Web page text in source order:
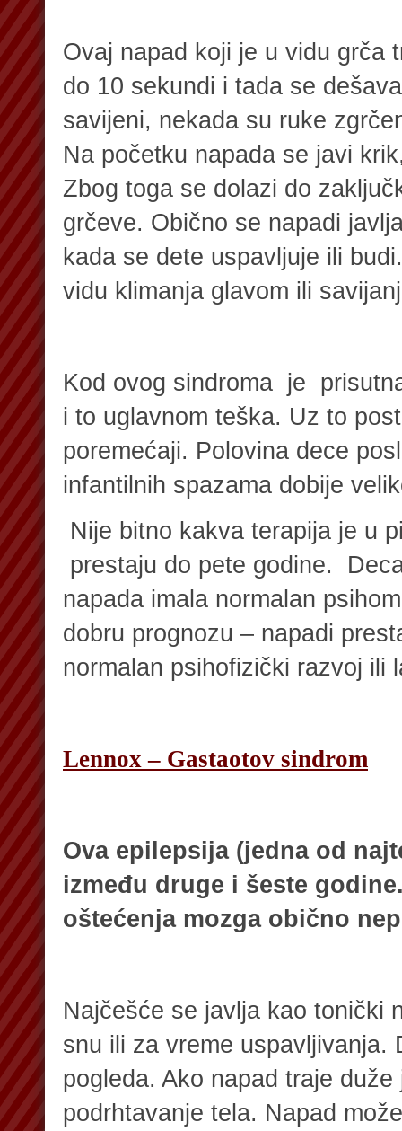
Ovaj napad koji je u vidu grča
do 10 sekundi i tada se
savijeni, nekada su ruke
Na početku napada se javi
Zbog toga se dolazi do
grčeve. Obično se napadi
kada se dete uspavljuje ili
vidu klimanja glavom ili
Kod ovog sindroma je
i to uglavnom teška. Uz to
poremećaji. Polovina dece
infantilnih spazama dobije
Nije bitno kakva terapija je u
prestaju do pete godine.
napada imala normalan
dobru prognozu – napadi
normalan psihofizički razvoj ili
Lennox – Gastaotov sindrom
Ova epilepsija (jedna od
između druge i šeste
oštećenja mozga obično
Najčešće se javlja kao tonički
snu ili za vreme uspavljivanja.
pogleda. Ako napad traje duže
podrhtavanje tela. Napad